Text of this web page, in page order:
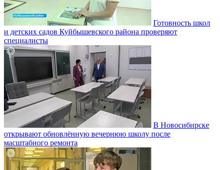
Готовность школ
и детских садов Куйбышевского района проверяют
специалисты
В Новосибирске
открывают обновлённую вечернюю школу после
масштабного ремонта